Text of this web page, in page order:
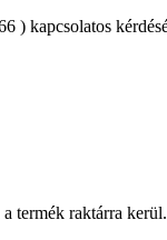
) kapcsolatos
termék raktárra